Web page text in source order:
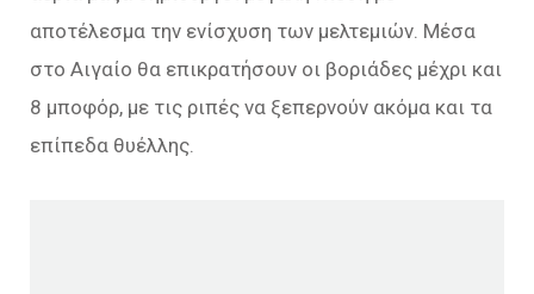
αποτέλεσμα την ενίσχυση των μελτεμιών. Μέσα
στο Αιγαίο θα επικρατήσουν οι βοριάδες μέχρι και
8 μποφόρ, με τις ριπές να ξεπερνούν ακόμα και τα
επίπεδα θυέλλης.